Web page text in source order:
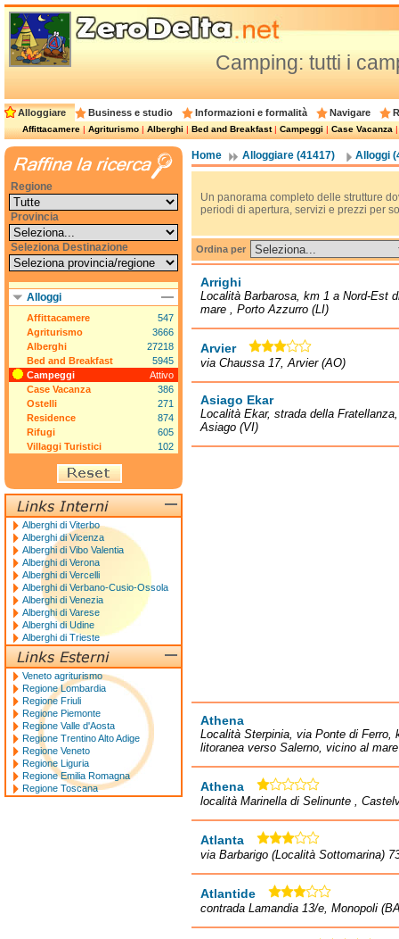
Camping: tutti i
Alloggiare Business e studio Informazioni e formalità Navigare
Affittacamere|Agriturismo|Alberghi|Bed and Breakfast|Campeggi|Case Vacanza
Home Alloggiare (41417) Alloggi
Un panorama completo delle strutture
periodi di apertura, servizi e prezzi per
Ordina per
Arrighi
Località Barbarosa, km 1 a Nord-Est
mare , Porto Azzurro (LI)
Arvier
via Chaussa 17, Arvier (AO)
Asiago Ekar
Località Ekar, strada della
Asiago (VI)
Athena
Località Sterpinia, via Ponte di Ferro,
litoranea verso Salerno, vicino al
Athena
località Marinella di Selinunte ,
Atlanta
via Barbarigo (Località Sottomarina)
Atlantide
contrada Lamandia 13/e, Monopoli
Regione
Provincia
Seleziona Destinazione
Alloggi
Affittacamere
547
Agriturismo
3666
Alberghi
27218
Bed and Breakfast
5945
Campeggi
Attivo
Case Vacanza
386
Ostelli
271
Residence
874
Rifugi
605
Villaggi Turistici
102
Alberghi di Viterbo
Alberghi di Vicenza
Alberghi di Vibo Valentia
Alberghi di Verona
Alberghi di Vercelli
Alberghi di Verbano-Cusio-Ossola
Alberghi di Venezia
Alberghi di Varese
Alberghi di Udine
Alberghi di Trieste
Veneto agriturismo
Regione Lombardia
Regione Friuli
Regione Piemonte
Regione Valle d'Aosta
Regione Trentino Alto Adige
Regione Veneto
Regione Liguria
Regione Emilia Romagna
Regione Toscana